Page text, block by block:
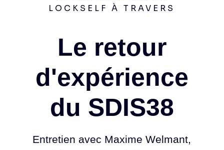
LOCKSELF À TRAVERS
Le retour
d'expérience
du SDIS38
Entretien avec Maxime Welmant,